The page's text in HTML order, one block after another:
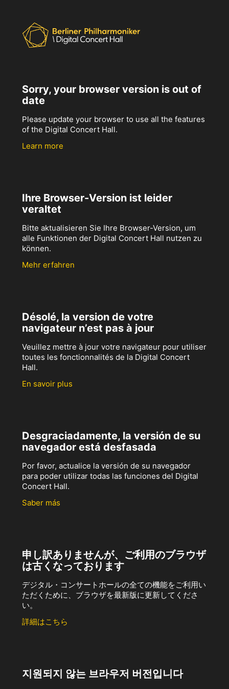
Sorry, your browser version is out of
date
Please update your browser to use all the features
of the Digital Concert Hall.
Learn more
Ihre Browser-Version ist leider
veraltet
Bitte aktualisieren Sie Ihre Browser-Version, um
alle Funktionen der Digital Concert Hall nutzen zu
können.
Mehr erfahren
Désolé, la version de votre
navigateur n’est pas à jour
Veuillez mettre à jour votre navigateur pour utiliser
toutes les fonctionnalités de la Digital Concert
Hall.
En savoir plus
Desgraciadamente, la versión de su
navegador está desfasada
Por favor, actualice la versión de su navegador
para poder utilizar todas las funciones del Digital
Concert Hall.
Saber más
申し訳ありませんが、ご利用のブラウザ
は古くなっております
デジタル・コンサートホールの全ての機能をご利用い
ただくために、ブラウザを最新版に更新してくださ
い。
詳細はこちら
지원되지 않는 브라우저 버전입니다